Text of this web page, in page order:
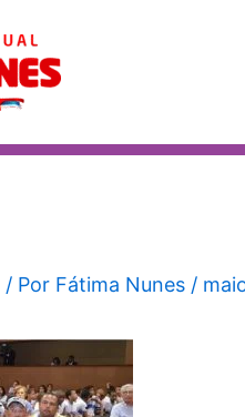
/ Por Fátima Nunes /